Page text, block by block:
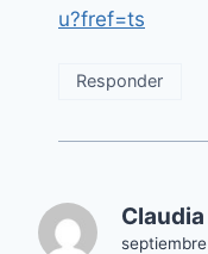
u?fref=ts
Responder
Claudia
septiembre